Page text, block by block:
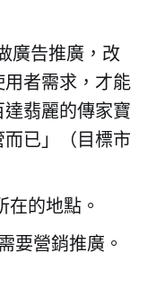
廣告推廣，改
者需求，才能
翡麗的傳家寶
已」（目標市
在的地點。
要營銷推廣。